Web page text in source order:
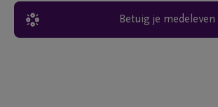
Betuig je medeleven